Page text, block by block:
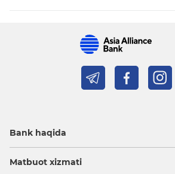
Bank haqida
Matbuot xizmati